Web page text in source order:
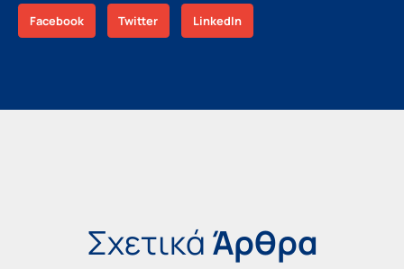
Facebook Twitter LinkedIn
Σχετικά Άρθρα